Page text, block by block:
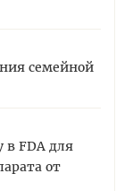
семейной
в FDA для
от